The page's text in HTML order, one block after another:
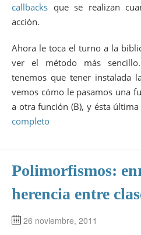
callbacks que se realizan
acción.
Ahora le toca el turno a la
ver el método más
tenemos que tener instalada
vemos cómo le pasamos una
a otra función (B), y ésta
completo
Polimorfismos:
herencia entre
26 noviembre, 2011